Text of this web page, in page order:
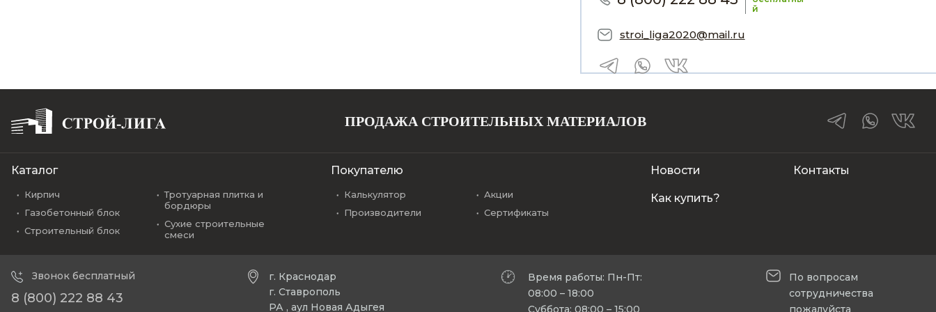
й
stroi_liga2020@mail.ru
ПРОДАЖА СТРОИТЕЛЬНЫХ МАТЕРИАЛОВ
Каталог
Кирпич
Газобетонный блок
Строительный блок
Тротуарная плитка и
бордюры
Сухие строительные
смеси
Покупателю
Калькулятор
Производители
Акции
Сертификаты
Новости
Как купить?
Контакты
Звонок бесплатный
8 (800) 222 88 43
г. Краснодар
г. Ставрополь
РА , аул Новая Адыгея
Время работы: Пн-Пт:
08:00 – 18:00
Суббота: 08:00 – 15:00
По вопросам
сотрудничества
пожалуйста